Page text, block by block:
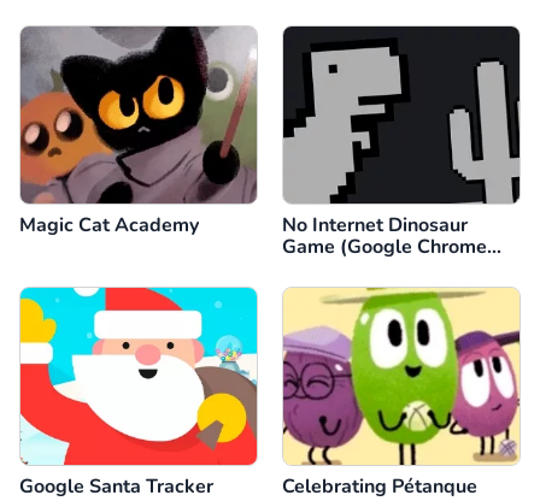
Magic Cat Academy
No Internet Dinosaur
Game (Google Chrome
Google Santa Tracker Celebrating Pétanque